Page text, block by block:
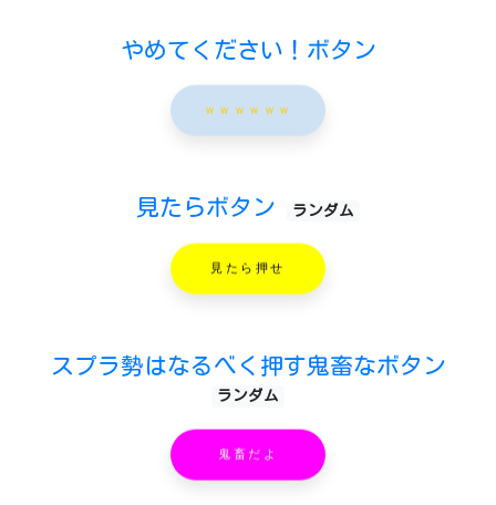
やめてください！ボタン
ｗｗｗｗｗｗ
見たらボタン ランダム
見たら押せ
スプラ勢はなるべく押す鬼畜なボタン
ランダム
鬼畜だよ